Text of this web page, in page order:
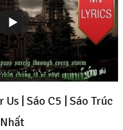
| Sáo C5 | Sáo Trúc